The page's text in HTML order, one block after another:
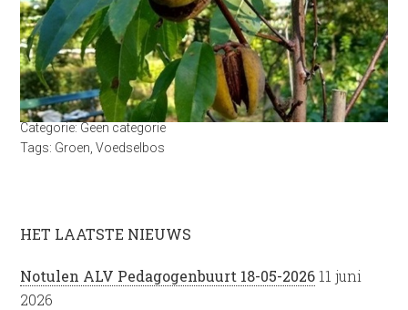
Categorie: Geen categorie
Tags: Groen ,Voedselbos
HET LAATSTE NIEUWS
Notulen ALV Pedagogenbuurt 18-05-2026 11 juni
2026